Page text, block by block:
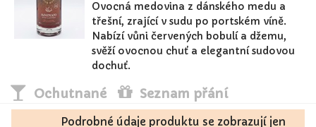
Ovocná medovina z dánského medu a
třešní, zrající v sudu po portském víně.
Nabízí vůni červených bobulí a džemu,
svěží ovocnou chuť a elegantní sudovou
dochuť.
Ochutnané Seznam přání
Podrobné údaje produktu se zobrazují jen